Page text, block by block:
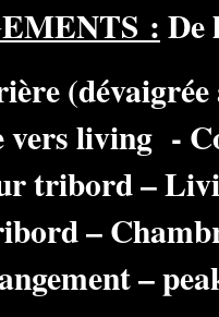
: De
vers living -
tribord –
–
–